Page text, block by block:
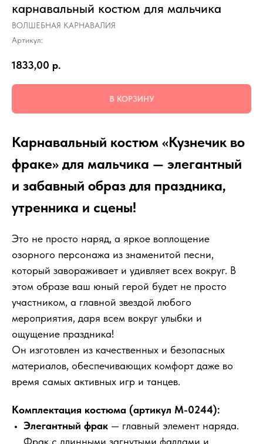
карнавальный костюм для мальчика
ВОЛШЕБНАЯ КАРНАВАЛИЯ
Артикул:
1833,00 р.
В КОРЗИНУ
Карнавальный костюм «Кузнечик во
фраке» для мальчика — элегантный
и забавный образ для праздника,
утренника и сцены!
Это не просто наряд, а яркое воплощение
озорного персонажа из знаменитой песни,
который завораживает и удивляет всех вокруг. В
этом образе ваш юный герой будет не просто
участником, а главной звездой любого
мероприятия, даря всем вокруг улыбки и
ощущение праздника!
Он изготовлен из качественных и безопасных
материалов, обеспечивающих комфорт даже во
время самых активных игр и танцев.
Комплектация костюма (артикул М-0244):
Элегантный фрак — главный элемент наряда.
Фрак с длинными загнутыми фалдами и